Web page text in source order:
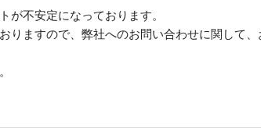
が不安定になっております。
りますので、弊社へのお問い合わせに関して